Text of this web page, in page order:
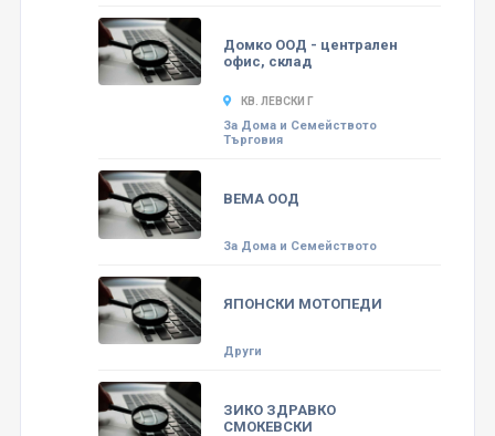
Домко ООД - централен
офис, склад
КВ. ЛЕВСКИ Г
За Дома и Семейството
Търговия
ВЕМА ООД
За Дома и Семейството
ЯПОНСКИ МОТОПЕДИ
Други
ЗИКО ЗДРАВКО
СМОКЕВСКИ